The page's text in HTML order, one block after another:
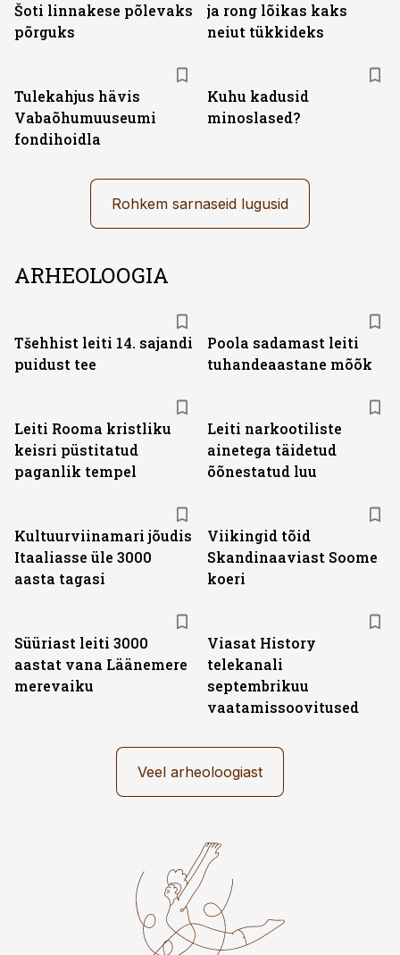
Šoti linnakese põlevaks
põrguks
ja rong lõikas kaks
neiut tükkideks
Tulekahjus hävis
Vabaõhumuuseumi
fondihoidla
Kuhu kadusid
minoslased?
Rohkem sarnaseid lugusid
ARHEOLOOGIA
Tšehhist leiti 14. sajandi
puidust tee
Poola sadamast leiti
tuhandeaastane mõõk
Leiti Rooma kristliku
keisri püstitatud
paganlik tempel
Leiti narkootiliste
ainetega täidetud
õõnestatud luu
Kultuurviinamari jõudis
Itaaliasse üle 3000
aasta tagasi
Viikingid tõid
Skandinaaviast Soome
koeri
Süüriast leiti 3000
aastat vana Läänemere
merevaiku
Viasat History
telekanali
septembrikuu
vaatamissoovitused
Veel arheoloogiast